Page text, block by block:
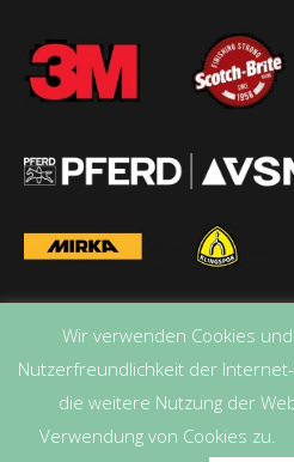
Wir verwenden Cookies
Nutzerfreundlichkeit der
die weitere Nutzung der
Verwendung von Cookies zu.